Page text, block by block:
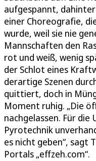
aufgespannt,
einer Choreografie,
wurde, weil sie nie
Mannschaften den
rot und weiß, wenig
der Schlot eines
derartige Szenen
quittiert, doch in
Moment ruhig. „Die
nachgelassen. Für
Pyrotechnik
es nicht geben“, sagt
Portals „effzeh.com“.